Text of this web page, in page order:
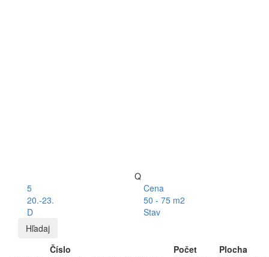
Q
5
Cena
20.-23.
50 - 75 m2
D
Stav
Hľadaj
Číslo
Počet
Plocha